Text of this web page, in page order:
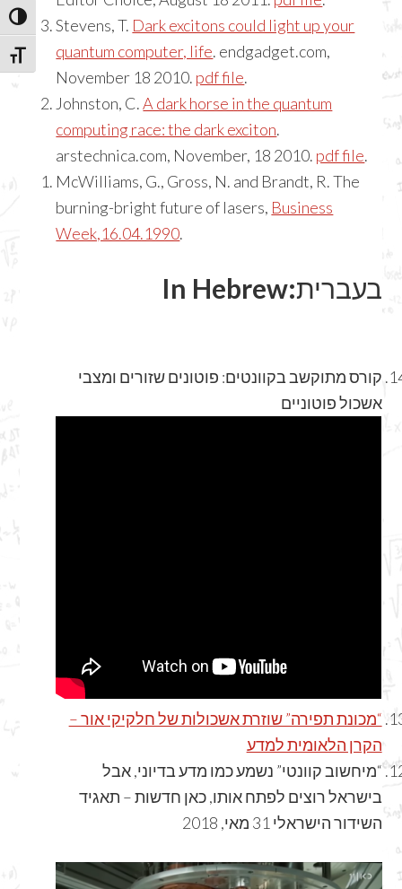
TOGGLE HIGH CONTRAST
TOGGLE FONT SIZE
Stevens, T. Dark excitons could light up your
quantum computer, life. endgadget.com,
November 18 2010. pdf file.
Johnston, C.A dark horse in the quantum
computing race: the dark exciton.
arstechnica.com, November, 18 2010. pdf file.
McWilliams, G., Gross, N. and Brandt, R. The
burning-bright future of lasers, Business
Week,16.04.1990.
In Hebrew:בעברית
קורס מתוקשב בקוונטים: פוטונים שזורים ומצבי
אשכול פוטוניים
“מכונת תפירה” שוזרת אשכולות של חלקיקי אור –
הקרן הלאומית למדע
“מיחשוב קוונטי” נשמע כמו מדע בדיוני, אבל
בישראל רוצים לפתח אותו, כאן חדשות – תאגיד
השידור הישראלי 31 מאי, 2018